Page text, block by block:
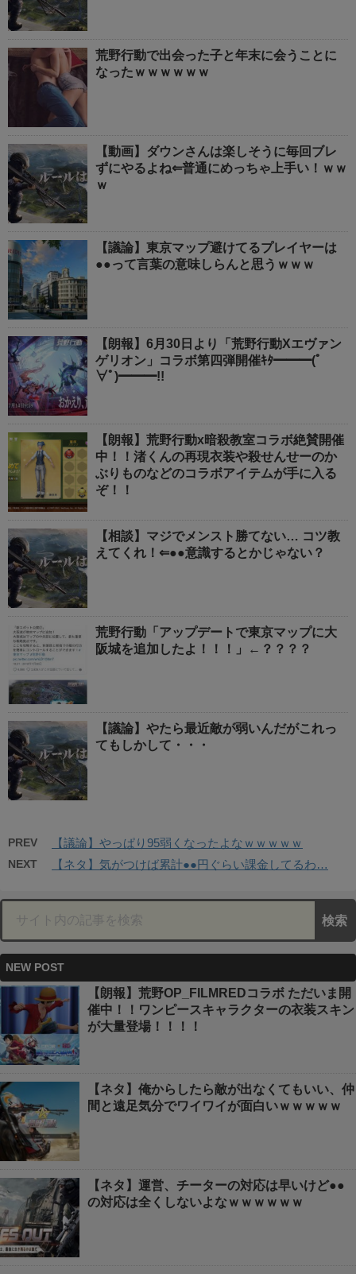
荒野行動で出会った子と年末に会うことに
なったｗｗｗｗｗｗ
【動画】ダウンさんは楽しそうに毎回ブレ
ずにやるよね⇐普通にめっちゃ上手い！ｗｗ
ｗ
【議論】東京マップ避けてるプレイヤーは
●●って言葉の意味しらんと思うｗｗｗ
【朗報】6月30日より「荒野行動Xエヴァン
ゲリオン」コラボ第四弾開催ｷﾀ━━━(ﾟ
∀ﾟ)━━━!!
【朗報】荒野行動x暗殺教室コラボ絶賛開催
中！！渚くんの再現衣装や殺せんせーのか
ぶりものなどのコラボアイテムが手に入る
ぞ！！
【相談】マジでメンスト勝てない… コツ教
えてくれ！⇐●●意識するとかじゃない？
荒野行動「アップデートで東京マップに大
阪城を追加したよ！！！」←？？？？
【議論】やたら最近敵が弱いんだがこれっ
てもしかして・・・
PREV 【議論】やっぱり95弱くなったよなｗｗｗｗｗ
NEXT 【ネタ】気がつけば累計●●円ぐらい課金してるわ…
NEW POST
【朗報】荒野OP_FILMREDコラボ ただいま開
催中！！ワンピースキャラクターの衣装スキン
が大量登場！！！！
【ネタ】俺からしたら敵が出なくてもいい、仲
間と遠足気分でワイワイが面白いｗｗｗｗｗ
【ネタ】運営、チーターの対応は早いけど●●
の対応は全くしないよなｗｗｗｗｗｗ